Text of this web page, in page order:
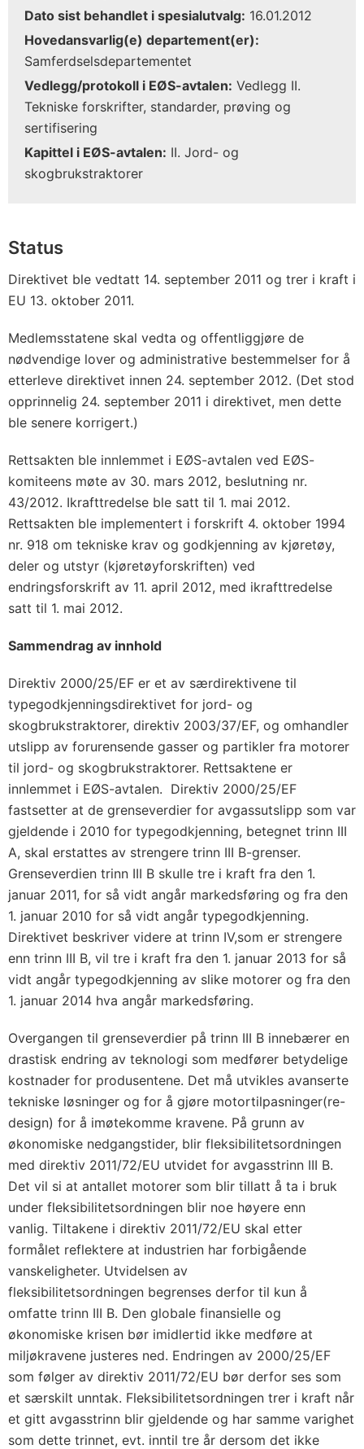
Dato sist behandlet i spesialutvalg: 16.01.2012
Hovedansvarlig(e) departement(er):
Samferdselsdepartementet
Vedlegg/protokoll i EØS-avtalen: Vedlegg II.
Tekniske forskrifter, standarder, prøving og
sertifisering
Kapittel i EØS-avtalen: II. Jord- og
skogbrukstraktorer
Status
Direktivet ble vedtatt 14. september 2011 og trer i kraft i
EU 13. oktober 2011.
Medlemsstatene skal vedta og offentliggjøre de
nødvendige lover og administrative bestemmelser for å
etterleve direktivet innen 24. september 2012. (Det stod
opprinnelig 24. september 2011 i direktivet, men dette
ble senere korrigert.)
Rettsakten ble innlemmet i EØS-avtalen ved EØS-
komiteens møte av 30. mars 2012, beslutning nr.
43/2012. Ikrafttredelse ble satt til 1. mai 2012.
Rettsakten ble implementert i forskrift 4. oktober 1994
nr. 918 om tekniske krav og godkjenning av kjøretøy,
deler og utstyr (kjøretøyforskriften) ved
endringsforskrift av 11. april 2012, med ikrafttredelse
satt til 1. mai 2012.
Sammendrag av innhold
Direktiv 2000/25/EF er et av særdirektivene til
typegodkjenningsdirektivet for jord- og
skogbrukstraktorer, direktiv 2003/37/EF, og omhandler
utslipp av forurensende gasser og partikler fra motorer
til jord- og skogbrukstraktorer. Rettsaktene er
innlemmet i EØS-avtalen. Direktiv 2000/25/EF
fastsetter at de grenseverdier for avgassutslipp som var
gjeldende i 2010 for typegodkjenning, betegnet trinn III
A, skal erstattes av strengere trinn III B-grenser.
Grenseverdien trinn III B skulle tre i kraft fra den 1.
januar 2011, for så vidt angår markedsføring og fra den
1. januar 2010 for så vidt angår typegodkjenning.
Direktivet beskriver videre at trinn IV,som er strengere
enn trinn III B, vil tre i kraft fra den 1. januar 2013 for så
vidt angår typegodkjenning av slike motorer og fra den
1. januar 2014 hva angår markedsføring.
Overgangen til grenseverdier på trinn III B innebærer en
drastisk endring av teknologi som medfører betydelige
kostnader for produsentene. Det må utvikles avanserte
tekniske løsninger og for å gjøre motortilpasninger(re-
design) for å imøtekomme kravene. På grunn av
økonomiske nedgangstider, blir fleksibilitetsordningen
med direktiv 2011/72/EU utvidet for avgasstrinn III B.
Det vil si at antallet motorer som blir tillatt å ta i bruk
under fleksibilitetsordningen blir noe høyere enn
vanlig. Tiltakene i direktiv 2011/72/EU skal etter
formålet reflektere at industrien har forbigående
vanskeligheter. Utvidelsen av
fleksibilitetsordningen begrenses derfor til kun å
omfatte trinn III B. Den globale finansielle og
økonomiske krisen bør imidlertid ikke medføre at
miljøkravene justeres ned. Endringen av 2000/25/EF
som følger av direktiv 2011/72/EU bør derfor ses som
et særskilt unntak. Fleksibilitetsordningen trer i kraft når
et gitt avgasstrinn blir gjeldende og har samme varighet
som dette trinnet, evt. inntil tre år dersom det ikke